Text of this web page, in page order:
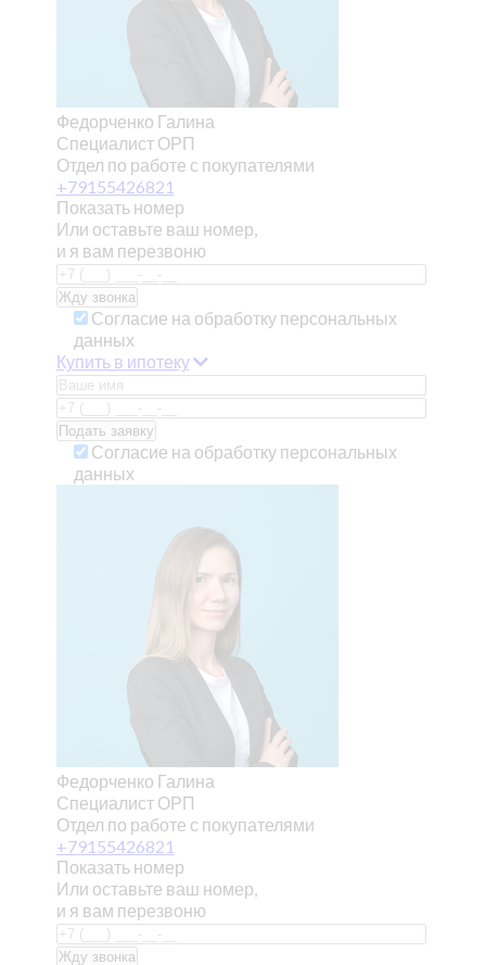
Федорченко Галина
Специалист ОРП
Отдел по работе с покупателями
+79155426821
Показать номер
Или оставьте ваш номер,
и я вам перезвоню
Согласие на обработку персональных
данных
Купить в ипотеку
Согласие на обработку персональных
данных
Федорченко Галина
Специалист ОРП
Отдел по работе с покупателями
+79155426821
Показать номер
Или оставьте ваш номер,
и я вам перезвоню